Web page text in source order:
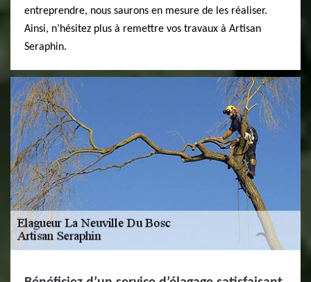
entreprendre, nous saurons en mesure de les réaliser.
Ainsi, n’hésitez plus à remettre vos travaux à Artisan
Seraphin.